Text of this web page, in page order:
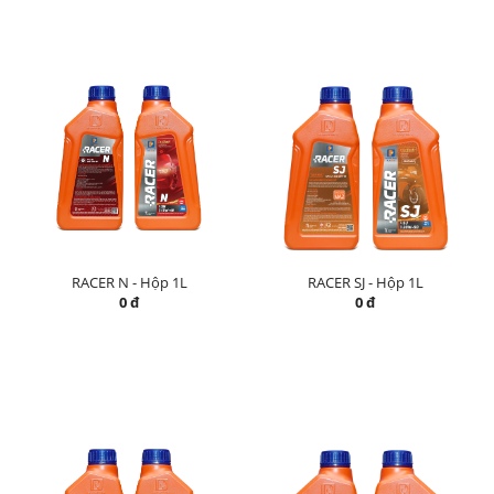
RACER N - Hộp 1L
0 đ
RACER SJ - Hộp 1L
0 đ